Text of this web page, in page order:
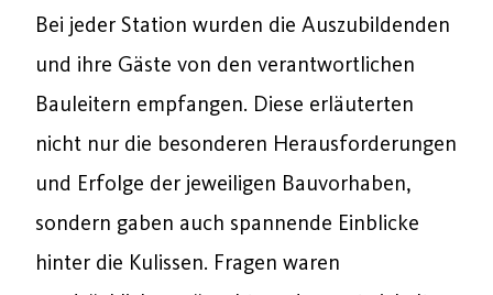
Bei jeder Station wurden die Auszubildenden
und ihre Gäste von den verantwortlichen
Bauleitern empfangen. Diese erläuterten
nicht nur die besonderen Herausforderungen
und Erfolge der jeweiligen Bauvorhaben,
sondern gaben auch spannende Einblicke
hinter die Kulissen. Fragen waren